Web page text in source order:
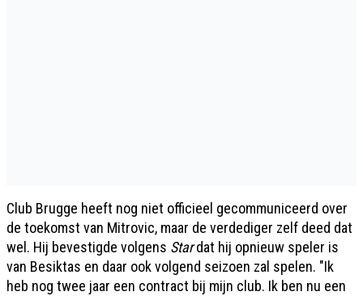
Club Brugge heeft nog niet officieel gecommuniceerd over
de toekomst van Mitrovic, maar de verdediger zelf deed dat
wel. Hij bevestigde volgens Stardat hij opnieuw speler is
van Besiktas en daar ook volgend seizoen zal spelen. "Ik
heb nog twee jaar een contract bij mijn club. Ik ben nu een